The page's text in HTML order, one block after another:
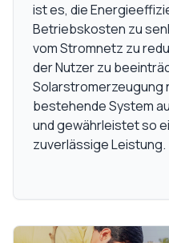
ist es, die
Betriebskosten zu
vom Stromnetz zu
der Nutzer zu
Solarstromerzeugung
bestehende System
und gewährleistet so
zuverlässige Leistung.